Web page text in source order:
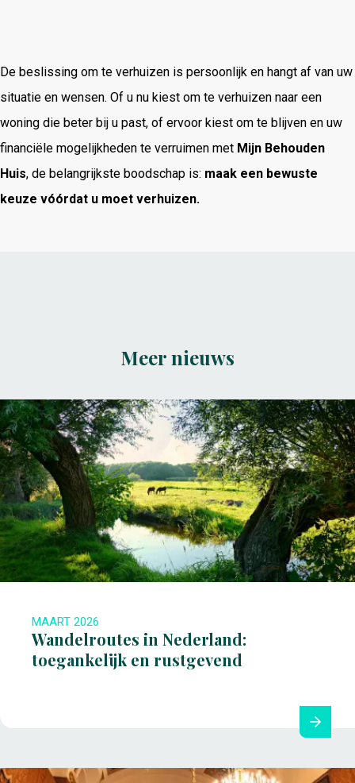
De beslissing om te verhuizen is persoonlijk en hangt af van uw
situatie en wensen. Of u nu kiest om te verhuizen naar een
woning die beter bij u past, of ervoor kiest om te blijven en uw
financiële mogelijkheden te verruimen met Mijn Behouden
Huis, de belangrijkste boodschap is: maak een bewuste
keuze vóórdat u moet verhuizen.
Meer nieuws
MAART 2026
Wandelroutes in Nederland:
toegankelijk en rustgevend